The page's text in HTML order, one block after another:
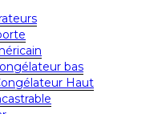
bas
Haut